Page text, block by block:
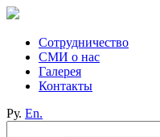
Сотрудничество
СМИ о нас
Галерея
Контакты
Ру. En.